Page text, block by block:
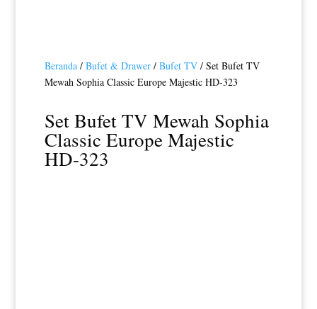
Beranda/ Bufet & Drawer/ Bufet TV/ Set Bufet TV
Mewah Sophia Classic Europe Majestic HD-323
Set Bufet TV Mewah Sophia
Classic Europe Majestic
HD-323